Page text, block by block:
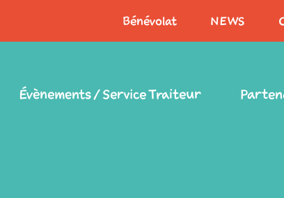
Bénévolat NEWS
Évènements / Service Traiteur